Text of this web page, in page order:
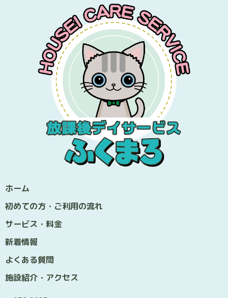
ホーム
初めての方・ご利用の流れ
サービス・料金
新着情報
よくある質問
施設紹介・アクセス